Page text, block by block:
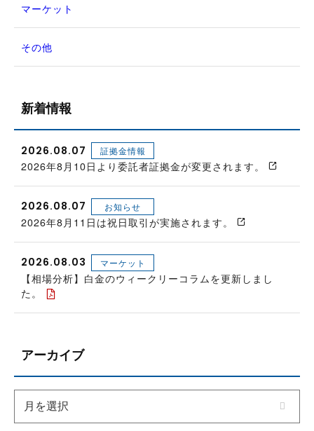
マーケット
その他
新着情報
2026.08.07 証拠金情報
2026年8月10日より委託者証拠金が変更されます。
2026.08.07 お知らせ
2026年8月11日は祝日取引が実施されます。
2026.08.03 マーケット
【相場分析】白金のウィークリーコラムを更新しまし
た。
アーカイブ